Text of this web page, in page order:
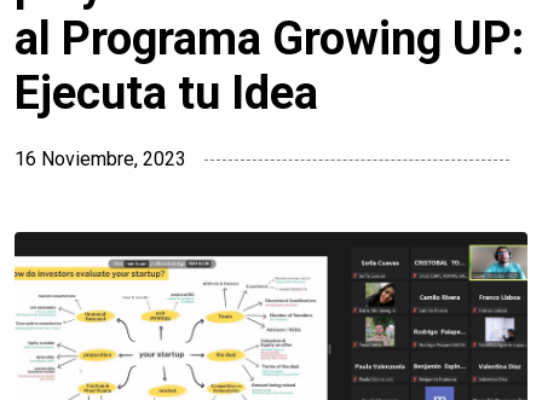
al Programa Growing UP:
Ejecuta tu Idea
16 Noviembre, 2023